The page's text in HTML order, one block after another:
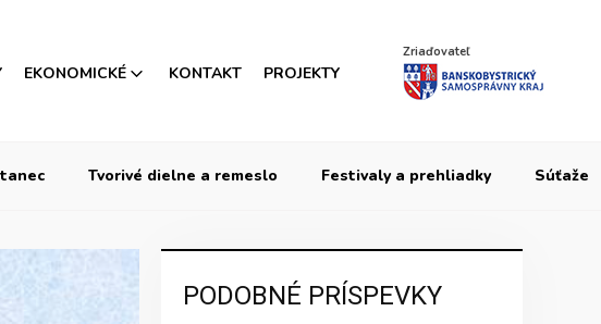
EKONOMICKÉ KONTAKT PROJEKTY
Zriaďovateľ
Tvorivé dielne a remeslo Festivaly a prehliadky Súťaže
PODOBNÉ PRÍSPEVKY